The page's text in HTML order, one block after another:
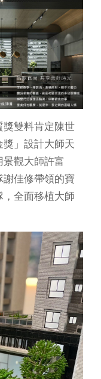
獎雙料肯定陳世
」設計大師天
觀大師許富
謝佳修帶領的寶
，全面移植大師